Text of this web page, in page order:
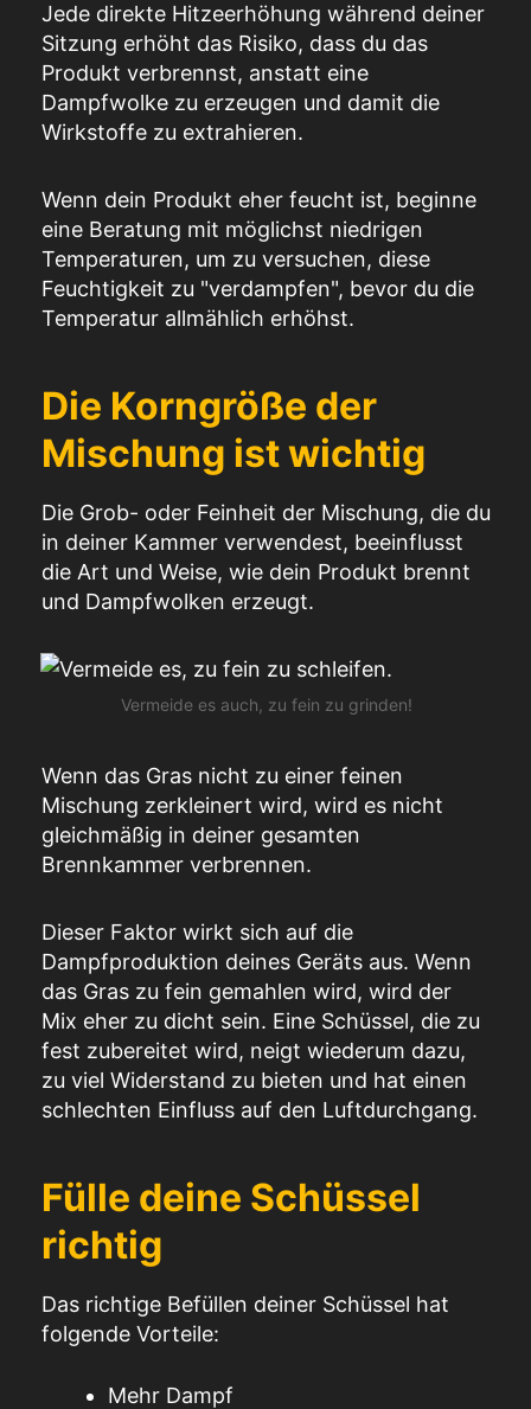
Jede direkte Hitzeerhöhung während deiner
Sitzung erhöht das Risiko, dass du das
Produkt verbrennst, anstatt eine
Dampfwolke zu erzeugen und damit die
Wirkstoffe zu extrahieren.
Wenn dein Produkt eher feucht ist, beginne
eine Beratung mit möglichst niedrigen
Temperaturen, um zu versuchen, diese
Feuchtigkeit zu "verdampfen", bevor du die
Temperatur allmählich erhöhst.
Die Korngröße der
Mischung ist wichtig
Die Grob- oder Feinheit der Mischung, die du
in deiner Kammer verwendest, beeinflusst
die Art und Weise, wie dein Produkt brennt
und Dampfwolken erzeugt.
Vermeide es auch, zu fein zu grinden!
Wenn das Gras nicht zu einer feinen
Mischung zerkleinert wird, wird es nicht
gleichmäßig in deiner gesamten
Brennkammer verbrennen.
Dieser Faktor wirkt sich auf die
Dampfproduktion deines Geräts aus. Wenn
das Gras zu fein gemahlen wird, wird der
Mix eher zu dicht sein. Eine Schüssel, die zu
fest zubereitet wird, neigt wiederum dazu,
zu viel Widerstand zu bieten und hat einen
schlechten Einfluss auf den Luftdurchgang.
Fülle deine Schüssel
richtig
Das richtige Befüllen deiner Schüssel hat
folgende Vorteile:
Mehr Dampf